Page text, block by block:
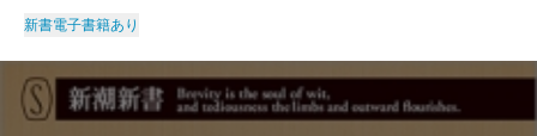
新書電子書籍あり